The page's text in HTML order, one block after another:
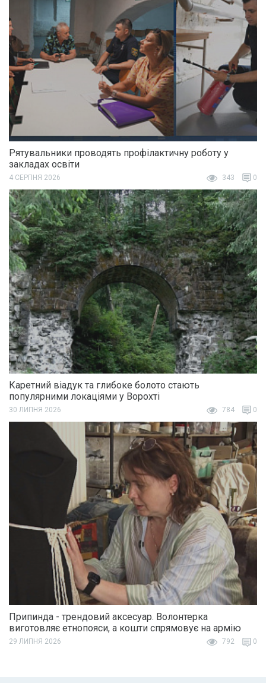
Рятувальники проводять профілактичну роботу у
закладах освіти
4 СЕРПНЯ 2026 343 0
Каретний віадук та глибоке болото стають
популярними локаціями у Ворохті
30 ЛИПНЯ 2026 784 0
Припинда - трендовий аксесуар. Волонтерка
виготовляє етнопояси, а кошти спрямовує на армію
29 ЛИПНЯ 2026 792 0